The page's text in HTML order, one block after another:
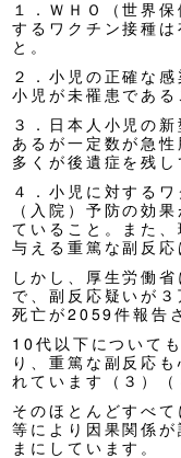
１．ＷＨＯ（世界
するワクチン接種
と。
２．小児の正確な
小児が未罹患である
３．日本人小児の
あるが一定数が急
多くが後遺症を残
４．小児に対する
（入院）予防の効
ていること。また
与える重篤な副反
しかし、厚生労働
で、副反応疑いが
死亡が2059件報告
10代以下について
り、重篤な副反応
れています（３）（
そのほとんどすべ
等により因果関係
まにしています。